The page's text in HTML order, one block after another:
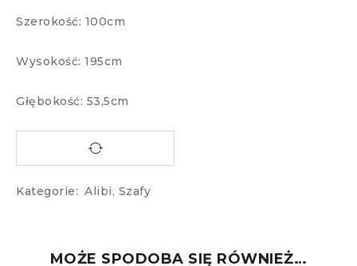
Szerokość: 100cm
Wysokość: 195cm
Głębokość: 53,5cm
Kategorie: Alibi, Szafy
MOŻE SPODOBA SIĘ RÓWNIEŻ…